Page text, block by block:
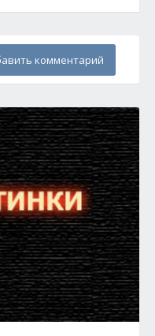
комментарий